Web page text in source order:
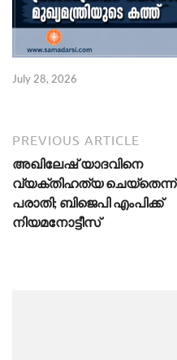
July 28, 2026
PREVIOUS ARTICLE
അഖിലേഷ് യാദവിനെ
വ്യക്തിഹത്യ ചെയ്തെന്ന്
പരാതി; ബിജെപി എംപിക്ക്
നിയമനോട്ടീസ്